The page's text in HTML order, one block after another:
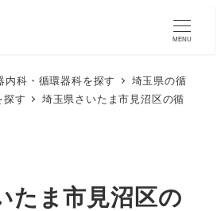
MENU
内科・循環器科を探す
埼玉県の循
探す
埼玉県さいたま市見沼区の循
たま市見沼区の